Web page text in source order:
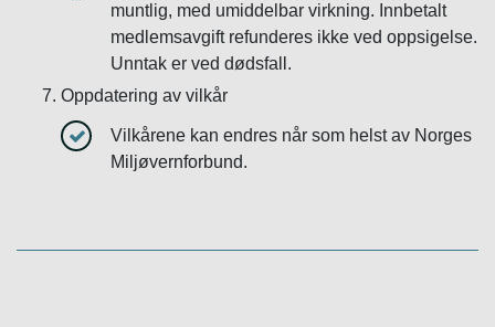
muntlig, med umiddelbar virkning. Innbetalt
medlemsavgift refunderes ikke ved oppsigelse.
Unntak er ved dødsfall.
Oppdatering av vilkår
Vilkårene kan endres når som helst av Norges
Miljøvernforbund.